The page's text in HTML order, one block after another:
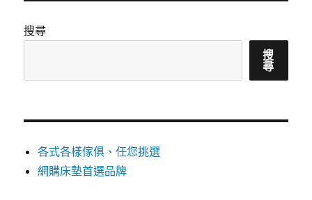
搜尋
搜
尋
各式各樣傢俱、任您挑選
網購床墊首選品牌